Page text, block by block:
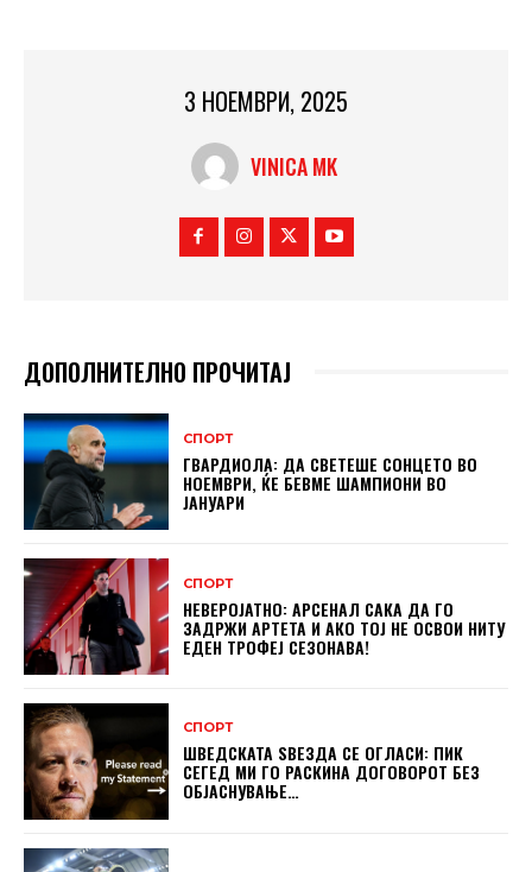
3 НОЕМВРИ, 2025
VINICA MK
ДОПОЛНИТЕЛНО ПРОЧИТАЈ
СПОРТ
ГВАРДИОЛА: ДА СВЕТЕШЕ СОНЦЕТО ВО
НОЕМВРИ, ЌЕ БЕВМЕ ШАМПИОНИ ВО
ЈАНУАРИ
СПОРТ
НЕВЕРОЈАТНО: АРСЕНАЛ САКА ДА ГО
ЗАДРЖИ АРТЕТА И АКО ТОЈ НЕ ОСВОИ НИТУ
ЕДЕН ТРОФЕЈ СЕЗОНАВА!
СПОРТ
ШВЕДСКАТА ЅВЕЗДА СЕ ОГЛАСИ: ПИК
СЕГЕД МИ ГО РАСКИНА ДОГОВОРОТ БЕЗ
ОБЈАСНУВАЊЕ…